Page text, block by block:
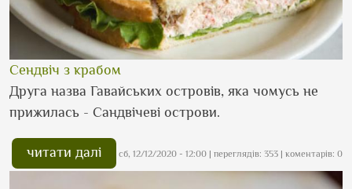
Сендвіч з крабом
Друга назва Гавайських островів, яка чомусь не
прижилась - Сандвічеві острови.
читати далі сб, 12/12/2020 - 12:00 | переглядів: 353 | коментарів: 0